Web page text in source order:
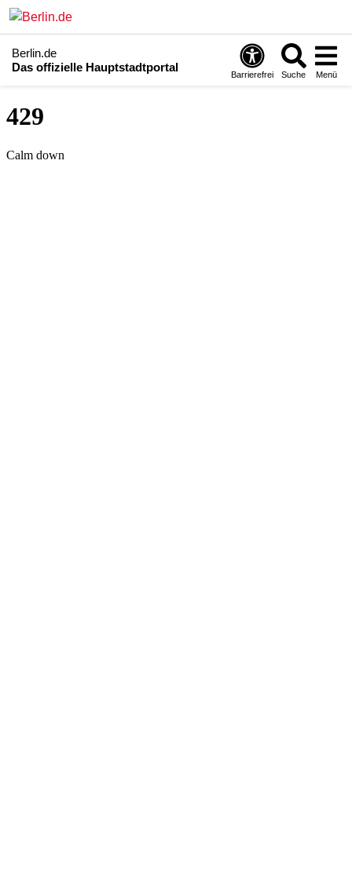
Berlin.de
Das offizielle Hauptstadtportal
Barrierefrei Suche Menü